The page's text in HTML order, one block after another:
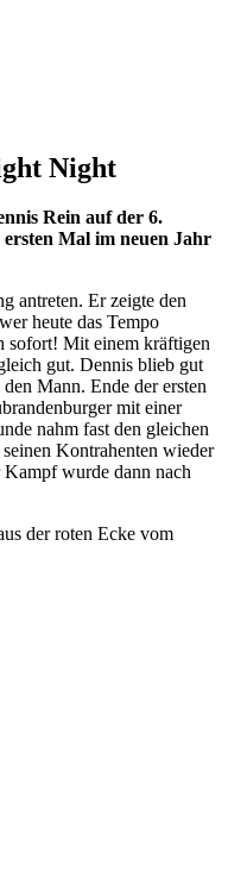
Night
Rein auf der 6.
Mal im neuen Jahr
antreten. Er zeigte den
heute das Tempo
sofort! Mit einem kräftigen
gut. Dennis blieb gut
Mann. Ende der ersten
mit einer
nahm fast den gleichen
Kontrahenten wieder
wurde dann nach
der roten Ecke vom